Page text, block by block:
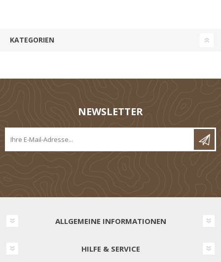
KATEGORIEN
NEWSLETTER
ALLGEMEINE INFORMATIONEN
HILFE & SERVICE